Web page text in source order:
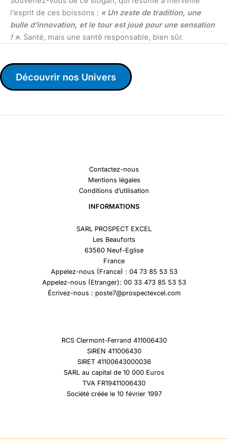
l’esprit de ces boissons : « Un zeste de tradition, une
bulle d’innovation, et le tour est joué pour une sensation
! ». Santé, mais une santé responsable, bien sûr.
Découvrir nos Univers
Contactez-nous
Mentions légales
Conditions d’utilisation
INFORMATIONS
SARL PROSPECT EXCEL
Les Beauforts
63560 Neuf-Eglise
France
Appelez-nous (France) : 04 73 85 53 53
Appelez-nous (Etranger): 00 33 473 85 53 53
Écrivez-nous : poste7@prospectexcel.com
RCS Clermont-Ferrand 411006430
SIREN 411006430
SIRET 41100643000036
SARL au capital de 10 000 Euros
TVA FR19411006430
Société créée le 10 février 1997